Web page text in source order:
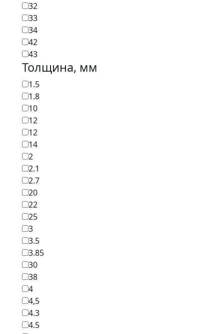
32
33
34
42
43
Толщина, мм
1.5
1.8
10
12
12
14
2
2.1
2.7
20
22
25
3
3.5
3.85
30
38
4
4,5
4.3
4.5